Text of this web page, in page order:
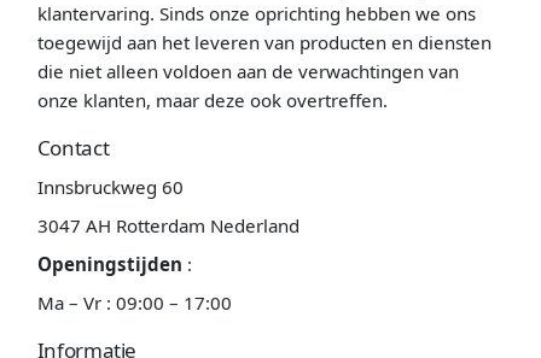
klantervaring. Sinds onze oprichting hebben we ons
toegewijd aan het leveren van producten en diensten
die niet alleen voldoen aan de verwachtingen van
onze klanten, maar deze ook overtreffen.
Contact
Innsbruckweg 60
3047 AH Rotterdam Nederland
Openingstijden :
Ma – Vr : 09:00 – 17:00
Informatie